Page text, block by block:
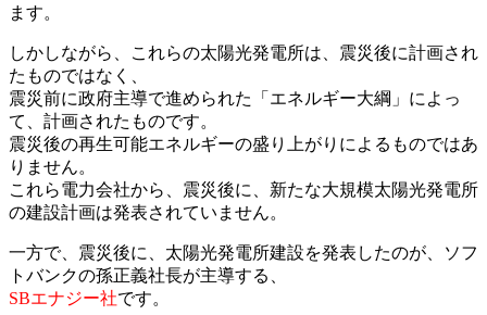
ます。
しかしながら、これらの太陽光発電所は、震災後に計画され
たものではなく、
震災前に政府主導で進められた「エネルギー大綱」によっ
て、計画されたものです。
震災後の再生可能エネルギーの盛り上がりによるものではあ
りません。
これら電力会社から、震災後に、新たな大規模太陽光発電所
の建設計画は発表されていません。
一方で、震災後に、太陽光発電所建設を発表したのが、ソフ
トバンクの孫正義社長が主導する、
SBエナジー社です。